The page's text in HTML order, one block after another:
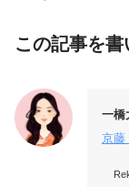
この記事を書
一橋
京藤